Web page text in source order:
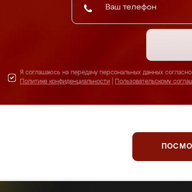
Я соглашаюсь на передачу персональных данных согласно
Политике конфиденциальности
Пользовательскому